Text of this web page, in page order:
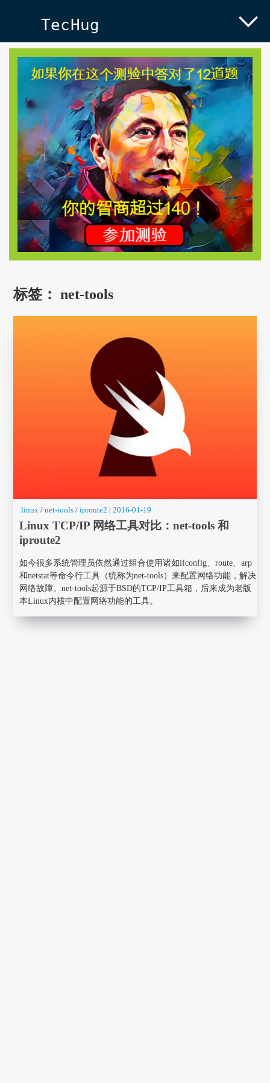
TecHug
标签：net-tools
linux / net-tools / iproute2 |2016-01-19
Linux TCP/IP 网络工具对比：net-tools 和
iproute2
如今很多系统管理员依然通过组合使用诸如ifconfig、route、arp
和netstat等命令行工具（统称为net-tools）来配置网络功能，解决
网络故障。net-tools起源于BSD的TCP/IP工具箱，后来成为老版
本Linux内核中配置网络功能的工具。